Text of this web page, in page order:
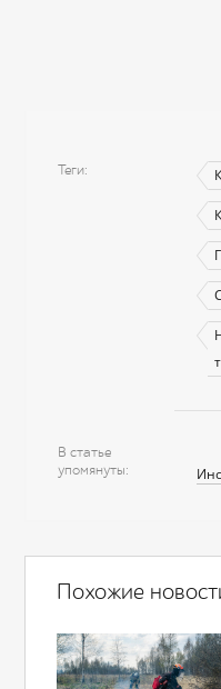
Теги
В статье
упомянуты
Похожие